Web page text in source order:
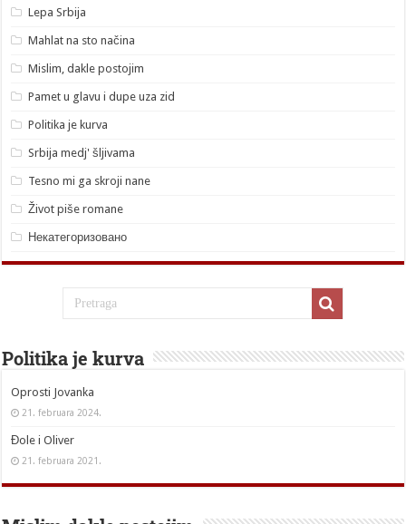
Lepa Srbija
Mahlat na sto načina
Mislim, dakle postojim
Pamet u glavu i dupe uza zid
Politika je kurva
Srbija medj' šljivama
Tesno mi ga skroji nane
Život piše romane
Некатегоризовано
Politika je kurva
Oprosti Jovanka
21. februara 2024.
Đole i Oliver
21. februara 2021.